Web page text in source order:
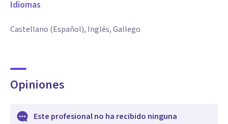
Idiomas
Castellano (Español), Inglés, Gallego
Opiniones
Este profesional no ha recibido ninguna